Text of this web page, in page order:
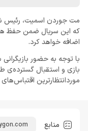
که این سریال ضمن حفظ
اضافه خواهد کرد.
با توجه به حضور
بازی و استقبال گسترده‌ی
موردانتظارترین
منابع